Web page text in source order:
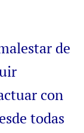
de
con
todas